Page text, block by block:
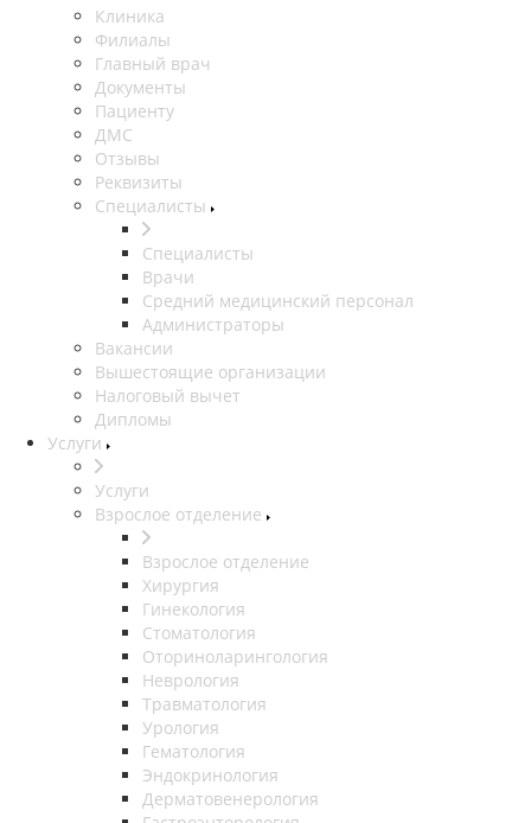
Клиника
Филиалы
Главный врач
Документы
Пациенту
ДМС
Отзывы
Реквизиты
Специалисты
Специалисты
Врачи
Средний медицинский персонал
Администраторы
Вакансии
Вышестоящие организации
Налоговый вычет
Дипломы
Услуги
Услуги
Взрослое отделение
Взрослое отделение
Хирургия
Гинекология
Стоматология
Оториноларингология
Неврология
Травматология
Урология
Гематология
Эндокринология
Дерматовенерология